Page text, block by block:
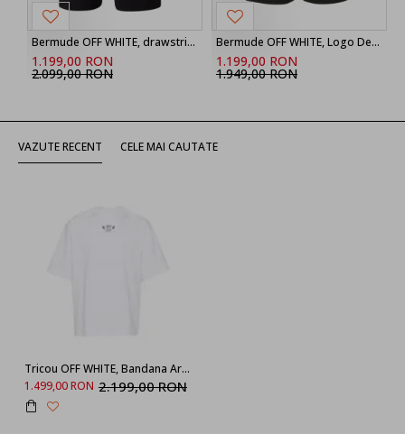
Bermude OFF WHITE, drawstring printed shorts
1.199,00 RON
2.099,00 RON
Bermude OFF WHITE, Logo Detailed Drawstring Shorts
1.199,00 RON
1.949,00 RON
VAZUTE RECENT CELE MAI CAUTATE
Tricou OFF WHITE, Bandana Arrow OMAA120S24JER0030110
1.499,00 RON 2.199,00 RON